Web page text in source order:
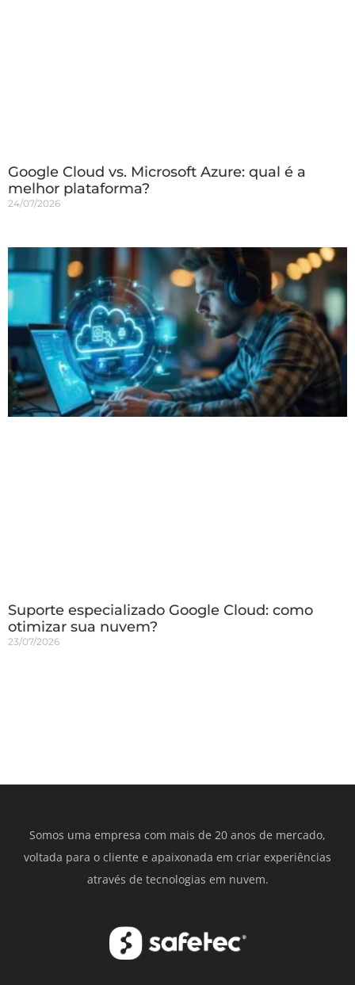
Google Cloud vs. Microsoft Azure: qual é a
melhor plataforma?
24/07/2026
Suporte especializado Google Cloud: como
otimizar sua nuvem?
23/07/2026
Somos uma empresa com mais de 20 anos de mercado,
voltada para o cliente e apaixonada em criar experiências
através de tecnologias em nuvem.